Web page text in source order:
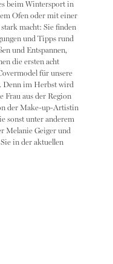
beim Wintersport in
Ofen oder mit einer
macht: Sie finden
und Tipps rund
und Entspannen,
die ersten acht
für unsere
Denn im Herbst wird
Frau aus der Region
der Make-up-Artistin
sonst unter anderem
Melanie Geiger und
in der aktuellen